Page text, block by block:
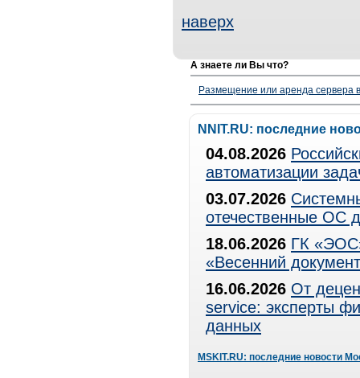
наверх
А знаете ли Вы что?
Размещение или аренда сервера
NNIT.RU: последние
04.08.2026
автоматизации
03.07.2026
отечественные ОС
18.06.2026 ГК
«Весенний
16.06.2026 От
service: эксперты
данных
MSKIT.RU: последние новости